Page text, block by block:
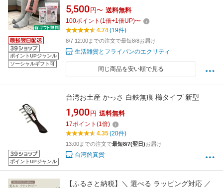
ポイントUPジャンル
ソーシャルギフト可
ゴリラのひとつかみ レッグ ドウシシャ ／ 足 マ
ッサージ むくみ 脚マッサージ フットマッサー
ジ プレゼント ゴリラシリーズ ふくらはぎ 母の
日 2026年 母の日ギフト
5,500 円〜 送料無料
100ポイント (1倍+1倍UP)〜
4.74(19件)
8/7 12:00までの注文で最短8/8お届け
生活雑貨とフライパンのエクリティ
同じ商品を安い順で見る
ポイントUPジャンル
台湾お土産 かっさ 白鉄無痕 櫛タイプ 新型
1,900 円 送料無料
17ポイント (1倍)
4.35(20件)
13:00までの注文で最短8/7(翌日)お届け
台湾的真貨
【ふるさと納税】＼ 選べる ラッピング対応 ／